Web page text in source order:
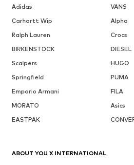
Adidas
VANS
Carhartt Wip
Alpha
Ralph Lauren
Crocs
BIRKENSTOCK
DIESEL
Scalpers
HUGO
Springfield
PUMA
Emporio Armani
FILA
MORATO
Asics
EASTPAK
ABOUT YOU X INTERNATIONAL